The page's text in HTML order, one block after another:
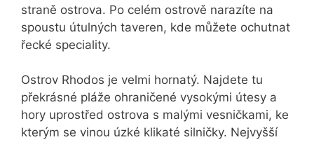
straně ostrova. Po celém ostrově narazíte na
spoustu útulných taveren, kde můžete ochutnat
řecké speciality.
Ostrov Rhodos je velmi hornatý. Najdete tu
překrásné pláže ohraničené vysokými útesy a
hory uprostřed ostrova s malými vesničkami, ke
kterým se vinou úzké klikaté silničky. Nejvyšší